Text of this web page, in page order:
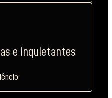
e inquietantes